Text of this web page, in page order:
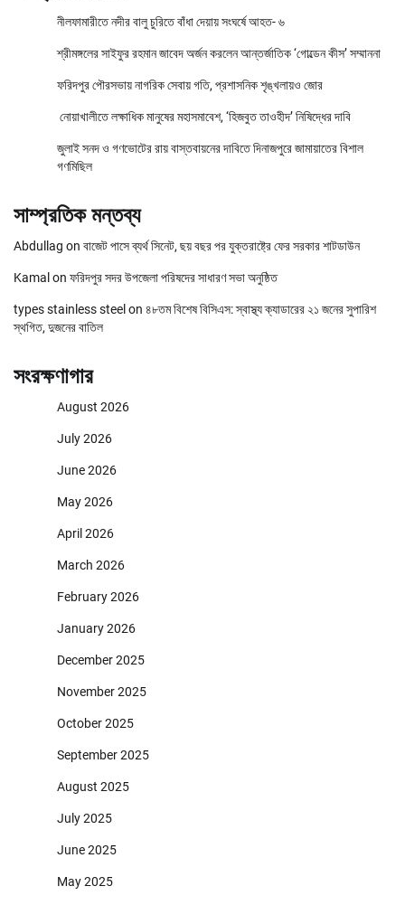
নীলফামারীতে নদীর বালু চুরিতে বাঁধা দেয়ায় সংঘর্ষে আহত- ৬
শ্রীমঙ্গলের সাইফুর রহমান জাবেদ অর্জন করলেন আন্তর্জাতিক ‘গোল্ডেন কীস’ সম্মাননা
ফরিদপুর পৌরসভায় নাগরিক সেবায় গতি, প্রশাসনিক শৃঙ্খলায়ও জোর
নোয়াখালীতে লক্ষাধিক মানুষের মহাসমাবেশ, ‘হিজবুত তাওহীদ’ নিষিদ্ধের দাবি
জুলাই সনদ ও গণভোটের রায় বাস্তবায়নের দাবিতে দিনাজপুরে জামায়াতের বিশাল
গণমিছিল
সাম্প্রতিক মন্তব্য
Abdullag on বাজেট পাসে ব্যর্থ সিনেট, ছয় বছর পর যুক্তরাষ্ট্রে ফের সরকার শাটডাউন
Kamal on ফরিদপুর সদর উপজেলা পরিষদের সাধারণ সভা অনুষ্ঠিত
types stainless steel on ৪৮তম বিশেষ বিসিএস: স্বাস্থ্য ক্যাডারের ২১ জনের সুপারিশ
স্থগিত, দুজনের বাতিল
সংরক্ষণাগার
August 2026
July 2026
June 2026
May 2026
April 2026
March 2026
February 2026
January 2026
December 2025
November 2025
October 2025
September 2025
August 2025
July 2025
June 2025
May 2025